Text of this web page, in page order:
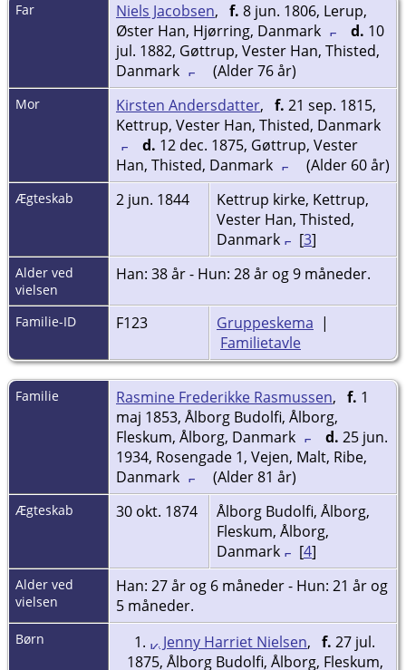
Far Niels Jacobsen, f. 8 jun. 1806, Lerup,
Øster Han, Hjørring, Danmark
d. 10
jul. 1882, Gøttrup, Vester Han, Thisted,
Danmark
(Alder 76 år)
Mor Kirsten Andersdatter, f. 21 sep. 1815,
Kettrup, Vester Han, Thisted, Danmark
d. 12 dec. 1875, Gøttrup, Vester
Han, Thisted, Danmark
(Alder 60 år)
Ægteskab 2 jun. 1844
Kettrup kirke, Kettrup,
Vester Han, Thisted,
Danmark
[3]
Alder ved
vielsen
Han: 38 år - Hun: 28 år og 9 måneder.
Familie-ID F123 Gruppeskema |
Familietavle
Familie Rasmine Frederikke Rasmussen, f. 1
maj 1853, Ålborg Budolfi, Ålborg,
Fleskum, Ålborg, Danmark
d. 25 jun.
1934, Rosengade 1, Vejen, Malt, Ribe,
Danmark
(Alder 81 år)
Ægteskab 30 okt. 1874
Ålborg Budolfi, Ålborg,
Fleskum, Ålborg,
Danmark
[4]
Alder ved
vielsen
Han: 27 år og 6 måneder - Hun: 21 år og
5 måneder.
Børn 1. Jenny Harriet Nielsen, f. 27 jul.
1875, Ålborg Budolfi, Ålborg, Fleskum,